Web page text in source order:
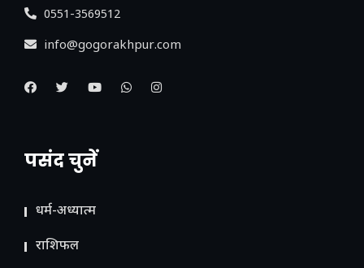
0551-3569512
info@gogorakhpur.com
पसंद चुनें
धर्म-अध्यात्म
राशिफल